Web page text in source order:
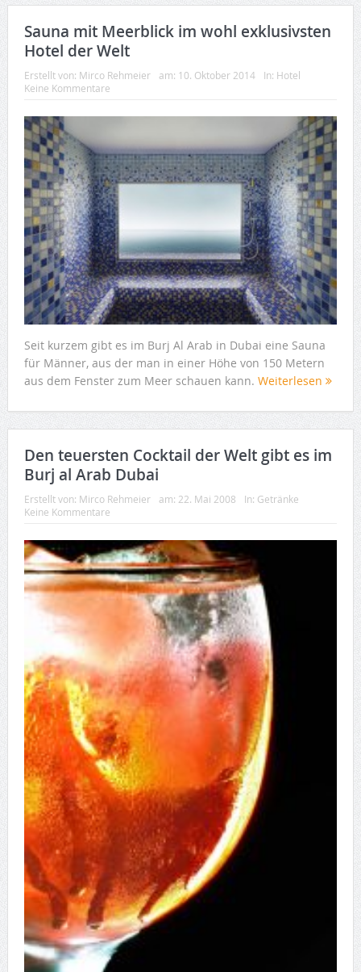
Sauna mit Meerblick im wohl exklusivsten
Hotel der Welt
Erstellt von: Mirco Rehmeier am: 10. Oktober 2014 In: Hotel
Keine Kommentare
Seit kurzem gibt es im Burj Al Arab in Dubai eine Sauna
für Männer, aus der man in einer Höhe von 150 Metern
aus dem Fenster zum Meer schauen kann. Weiterlesen
Den teuersten Cocktail der Welt gibt es im
Burj al Arab Dubai
Erstellt von: Mirco Rehmeier am: 22. Mai 2008 In: Getränke
Keine Kommentare